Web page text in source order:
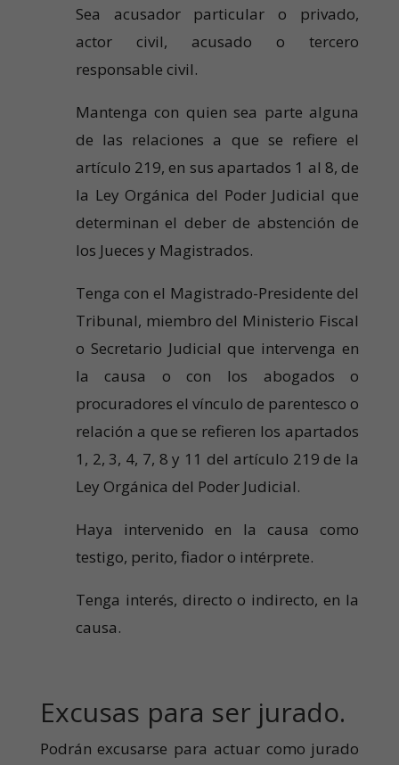
Sea acusador particular o privado,
actor civil, acusado o tercero
responsable civil.
Mantenga con quien sea parte alguna
de las relaciones a que se refiere el
artículo 219, en sus apartados 1 al 8, de
la Ley Orgánica del Poder Judicial que
determinan el deber de abstención de
los Jueces y Magistrados.
Tenga con el Magistrado-Presidente del
Tribunal, miembro del Ministerio Fiscal
o Secretario Judicial que intervenga en
la causa o con los abogados o
procuradores el vínculo de parentesco o
relación a que se refieren los apartados
1, 2, 3, 4, 7, 8 y 11 del artículo 219 de la
Ley Orgánica del Poder Judicial.
Haya intervenido en la causa como
testigo, perito, fiador o intérprete.
Tenga interés, directo o indirecto, en la
causa.
Excusas para ser jurado.
Podrán excusarse para actuar como jurado